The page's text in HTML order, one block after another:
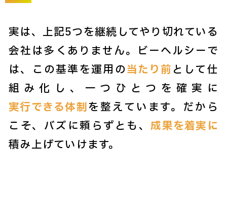
実は、上記5つを継続してやり切れている
会社は多くありません。ビーヘルシーで
は、この基準を運用の当たり前として仕
組み化し、一つひとつを確実に
実行できる体制を整えています。だから
こそ、バズに頼らずとも、成果を着実に
積み上げていけます。